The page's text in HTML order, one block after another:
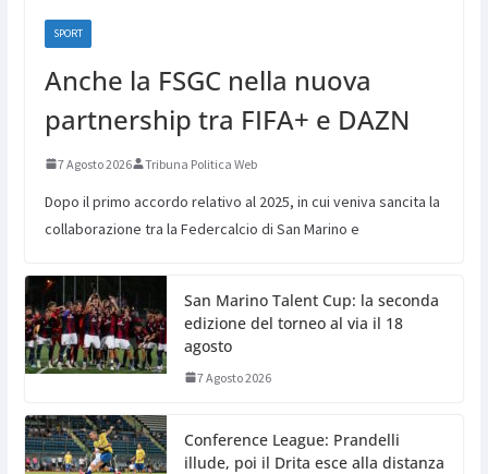
SPORT
Anche la FSGC nella nuova
partnership tra FIFA+ e DAZN
7 Agosto 2026 Tribuna Politica Web
Dopo il primo accordo relativo al 2025, in cui veniva sancita la
collaborazione tra la Federcalcio di San Marino e
San Marino Talent Cup: la seconda
edizione del torneo al via il 18
agosto
7 Agosto 2026
Conference League: Prandelli
illude, poi il Drita esce alla distanza